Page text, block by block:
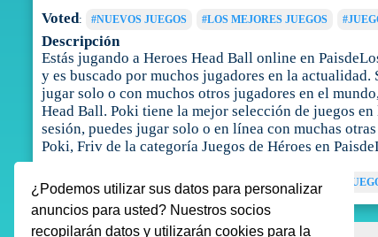
¿Podemos utilizar sus datos para personalizar
anuncios para usted? Nuestros socios
recopilarán datos y utilizarán cookies para la
Voted: #NUEVOS JUEGOS #LOS MEJORES JUEGOS
Descripción
Estás jugando a Heroes Head Ball online en
y es buscado por muchos jugadores en la
jugar solo o con muchos otros jugadores en el
Head Ball. Poki tiene la mejor selección de juegos
sesión, puedes jugar solo o en línea con muchas
Poki, Friv de la categoría Juegos de Héroes en
Tags JUEGOS DE FÚTBOL JUEGOS DE DEPORTES